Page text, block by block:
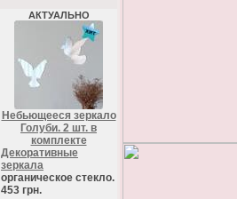
АКТУАЛЬНО
Небьющееся зеркало
Голуби. 2 шт. в
комплекте
Декоративные
зеркала
органическое стекло.
453 грн.